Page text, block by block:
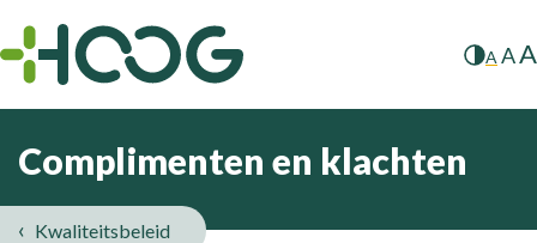
A AA
Complimenten en klachten
Kwaliteitsbeleid